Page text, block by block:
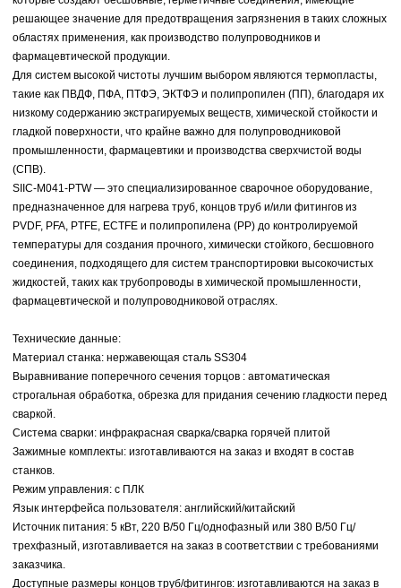
решающее значение для предотвращения загрязнения в таких сложных
областях применения, как производство полупроводников и
фармацевтической продукции.
Для систем высокой чистоты лучшим выбором являются термопласты,
такие как ПВДФ, ПФА, ПТФЭ, ЭКТФЭ и полипропилен (ПП), благодаря их
низкому содержанию экстрагируемых веществ, химической стойкости и
гладкой поверхности, что крайне важно для полупроводниковой
промышленности, фармацевтики и производства сверхчистой воды
(СПВ).
SIIC-M041-PTW — это специализированное сварочное оборудование,
предназначенное для нагрева труб, концов труб и/или фитингов из
PVDF, PFA, PTFE, ECTFE и полипропилена (PP) до контролируемой
температуры для создания прочного, химически стойкого, бесшовного
соединения, подходящего для систем транспортировки высокочистых
жидкостей, таких как трубопроводы в химической промышленности,
фармацевтической и полупроводниковой отраслях.
Технические данные:
Материал станка: нержавеющая сталь SS304
Выравнивание поперечного сечения торцов : автоматическая
строгальная обработка, обрезка для придания сечению гладкости перед
сваркой.
Система сварки: инфракрасная сварка/сварка горячей плитой
Зажимные комплекты: изготавливаются на заказ и входят в состав
станков.
Режим управления: с ПЛК
Язык интерфейса пользователя: английский/китайский
Источник питания: 5 кВт, 220 В/50 Гц/однофазный или 380 В/50 Гц/
трехфазный, изготавливается на заказ в соответствии с требованиями
заказчика.
Доступные размеры концов труб/фитингов: изготавливаются на заказ в